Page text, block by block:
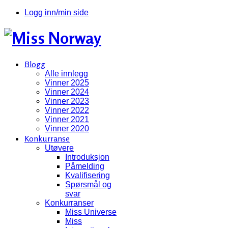
Logg inn/min side
Blogg
Alle innlegg
Vinner 2025
Vinner 2024
Vinner 2023
Vinner 2022
Vinner 2021
Vinner 2020
Konkurranse
Utøvere
Introduksjon
Påmelding
Kvalifisering
Spørsmål og
svar
Konkurranser
Miss Universe
Miss